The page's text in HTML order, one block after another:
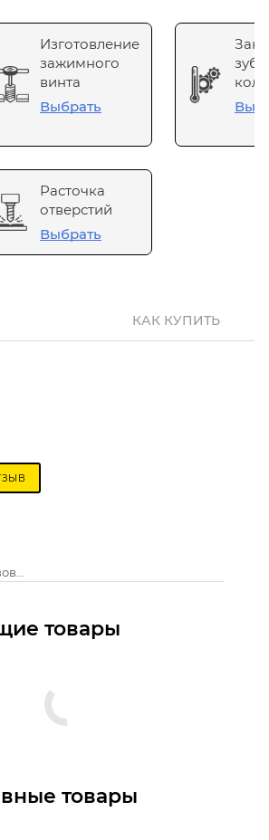
Изготовление
зажимного
винта
Выбрать
Расточка
отверстий
Выбрать
КАК КУПИТЬ
товары
товары